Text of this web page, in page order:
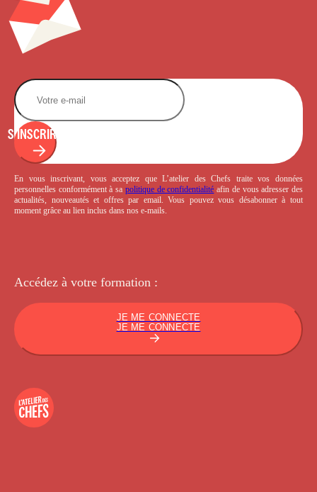
S'INSCRIRE
En vous inscrivant, vous acceptez que L’atelier des Chefs traite vos données
personnelles conformément à sa politique de confidentialité afin de vous adresser des
actualités, nouveautés et offres par email. Vous pouvez vous désabonner à tout
moment grâce au lien inclus dans nos e-mails.
Accédez à votre formation :
JE ME CONNECTE
JE ME CONNECTE